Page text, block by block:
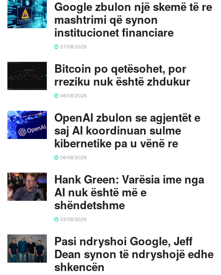
Google zbulon një skemë të re
mashtrimi që synon
institucionet financiare
07/08/2026
Bitcoin po qetësohet, por
rreziku nuk është zhdukur
06/08/2026
OpenAI zbulon se agjentët e
saj AI koordinuan sulme
kibernetike pa u vënë re
06/08/2026
Hank Green: Varësia ime nga
AI nuk është më e
shëndetshme
03/08/2026
Pasi ndryshoi Google, Jeff
Dean synon të ndryshojë edhe
shkencën